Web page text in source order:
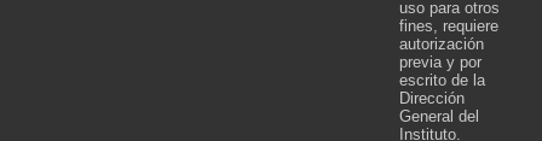
uso para otros
fines, requiere
autorización
previa y por
escrito de la
Dirección
General del
Instituto.